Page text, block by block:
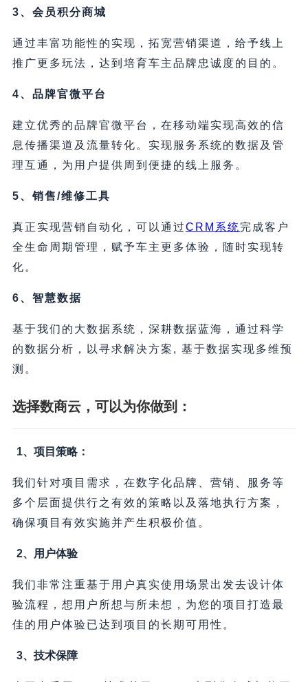
3、会员积分商城
通过丰富功能性的实现，拓宽营销渠道，给予线上
推广更多玩法，达到培育车主品牌忠诚度的目的。
4、品牌官微平台
建立优秀的品牌官微平台，在移动端实现高效的信
息传播渠道及流量转化。实现服务系统的数据及管
理互通，为用户提供周到便捷的线上服务。
5、销售/维修工具
真正实现营销自动化，可以通过CRM系统完成客户
全生命周期管理，赋予车主更多体验，随时实现转
化。
6、智慧数据
基于我们的大数据系统，深耕数据蓝海，通过科学
的数据分析，以寻求解决方案, 基于数据实现多维预
测。
选择数商云，可以为你做到：
1、项目策略：
我们针对项目需求，在数字化品牌、营销、服务等
多个层面提供行之有效的策略以及落地执行方案，
确保项目有效实施并产生积极价值。
2、用户体验
我们非常注重基于用户真实使用场景出发去设计体
验流程，想用户所想与所未想，为您的项目打造最
佳的用户体验已达到项目的长期可用性。
3、技术保障